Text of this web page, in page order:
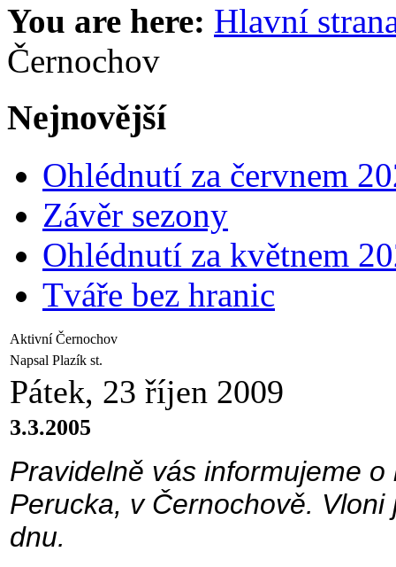
You are here: Hlavní
Černochov
Nejnovější
Ohlédnutí za červnem
Závěr sezony
Ohlédnutí za květnem
Tváře bez hranic
Aktivní Černochov
Napsal Plazík st.
Pátek, 23 říjen 2009
3.3.2005
Pravidelně vás informujeme
Perucka, v Černochově.
dnu.